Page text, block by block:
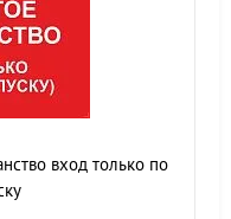
вход только по